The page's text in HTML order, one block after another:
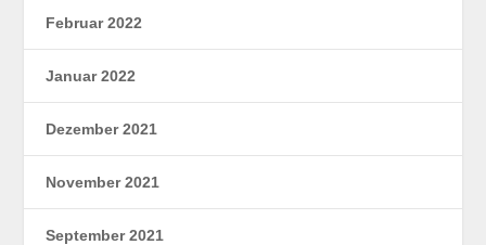
Februar 2022
Januar 2022
Dezember 2021
November 2021
September 2021